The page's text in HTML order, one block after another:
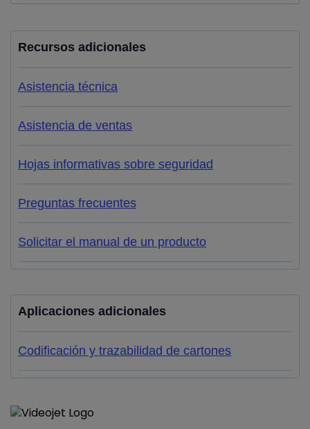
Recursos adicionales
Asistencia técnica
Asistencia de ventas
Hojas informativas sobre seguridad
Preguntas frecuentes
Solicitar el manual de un producto
Aplicaciones adicionales
Codificación y trazabilidad de cartones